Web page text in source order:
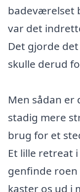
badeværelset
var det
Det gjorde
skulle derud
Men sådan er
stadig mere
brug for et
Et lille retreat
genfinde
kaster os ud i